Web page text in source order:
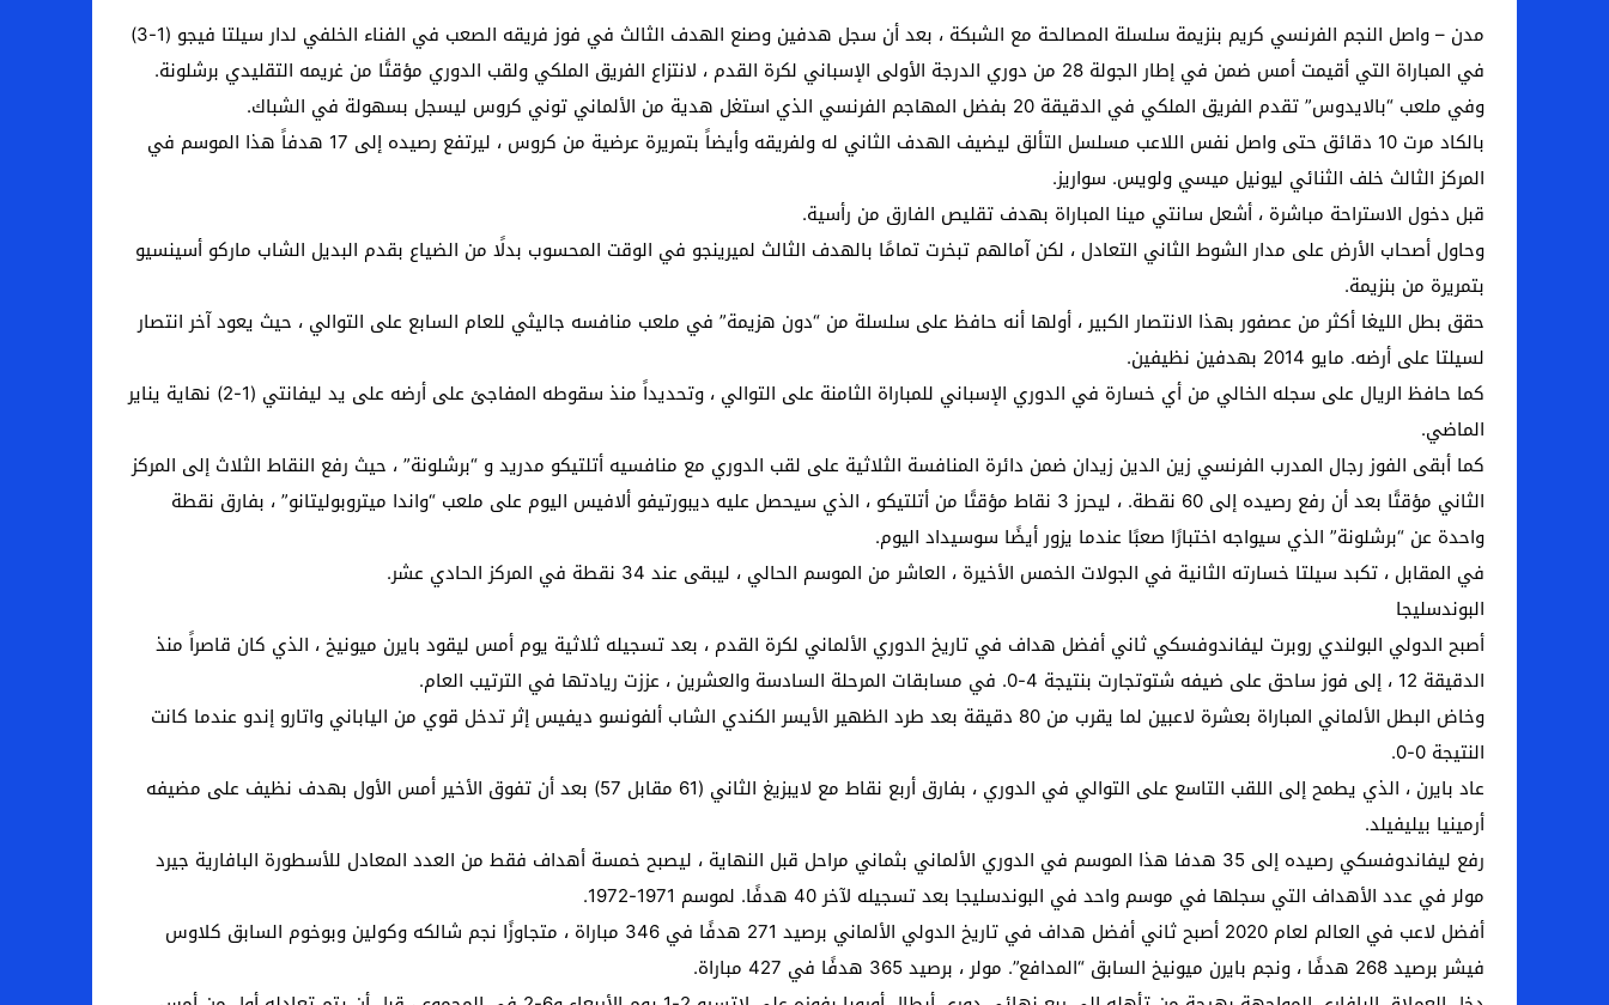
مدن – واصل النجم الفرنسي كريم بنزيمة سلسلة المصالحة مع الشبكة ، بعد أن سجل هدفين وصنع الهدف الثالث في فوز فريقه الصعب في الفناء الخلفي لدار سيلتا فيجو (1-3)
في المباراة التي أقيمت أمس ضمن في إطار الجولة 28 من دوري الدرجة الأولى الإسباني لكرة القدم ، لانتزاع الفريق الملكي ولقب الدوري مؤقتًا من غريمه التقليدي برشلونة.
وفي ملعب “بالايدوس” تقدم الفريق الملكي في الدقيقة 20 بفضل المهاجم الفرنسي الذي استغل هدية من الألماني توني كروس ليسجل بسهولة في الشباك.
بالكاد مرت 10 دقائق حتى واصل نفس اللاعب مسلسل التألق ليضيف الهدف الثاني له ولفريقه وأيضاً بتمريرة عرضية من كروس ، ليرتفع رصيده إلى 17 هدفاً هذا الموسم في
المركز الثالث خلف الثنائي ليونيل ميسي ولويس. سواريز.
قبل دخول الاستراحة مباشرة ، أشعل سانتي مينا المباراة بهدف تقليص الفارق من رأسية.
وحاول أصحاب الأرض على مدار الشوط الثاني التعادل ، لكن آمالهم تبخرت تمامًا بالهدف الثالث لميرينجو في الوقت المحسوب بدلًا من الضياع بقدم البديل الشاب ماركو أسينسيو
بتمريرة من بنزيمة.
حقق بطل الليغا أكثر من عصفور بهذا الانتصار الكبير ، أولها أنه حافظ على سلسلة من “دون هزيمة” في ملعب منافسه جاليثي للعام السابع على التوالي ، حيث يعود آخر انتصار
لسيلتا على أرضه. مايو 2014 بهدفين نظيفين.
كما حافظ الريال على سجله الخالي من أي خسارة في الدوري الإسباني للمباراة الثامنة على التوالي ، وتحديداً منذ سقوطه المفاجئ على أرضه على يد ليفانتي (1-2) نهاية يناير
الماضي.
كما أبقى الفوز رجال المدرب الفرنسي زين الدين زيدان ضمن دائرة المنافسة الثلاثية على لقب الدوري مع منافسيه أتلتيكو مدريد و “برشلونة” ، حيث رفع النقاط الثلاث إلى المركز
الثاني مؤقتًا بعد أن رفع رصيده إلى 60 نقطة. ، ليحرز 3 نقاط مؤقتًا من أتلتيكو ، الذي سيحصل عليه ديبورتيفو ألافيس اليوم على ملعب “واندا ميتروبوليتانو” ، بفارق نقطة
واحدة عن “برشلونة” الذي سيواجه اختبارًا صعبًا عندما يزور أيضًا سوسيداد اليوم.
في المقابل ، تكبد سيلتا خسارته الثانية في الجولات الخمس الأخيرة ، العاشر من الموسم الحالي ، ليبقى عند 34 نقطة في المركز الحادي عشر.
البوندسليجا
أصبح الدولي البولندي روبرت ليفاندوفسكي ثاني أفضل هداف في تاريخ الدوري الألماني لكرة القدم ، بعد تسجيله ثلاثية يوم أمس ليقود بايرن ميونيخ ، الذي كان قاصراً منذ
الدقيقة 12 ، إلى فوز ساحق على ضيفه شتوتجارت بنتيجة 4-0. في مسابقات المرحلة السادسة والعشرين ، عززت ريادتها في الترتيب العام.
وخاض البطل الألماني المباراة بعشرة لاعبين لما يقرب من 80 دقيقة بعد طرد الظهير الأيسر الكندي الشاب ألفونسو ديفيس إثر تدخل قوي من الياباني واتارو إندو عندما كانت
النتيجة 0-0.
عاد بايرن ، الذي يطمح إلى اللقب التاسع على التوالي في الدوري ، بفارق أربع نقاط مع لايبزيغ الثاني (61 مقابل 57) بعد أن تفوق الأخير أمس الأول بهدف نظيف على مضيفه
أرمينيا بيليفيلد.
رفع ليفاندوفسكي رصيده إلى 35 هدفا هذا الموسم في الدوري الألماني بثماني مراحل قبل النهاية ، ليصبح خمسة أهداف فقط من العدد المعادل للأسطورة البافارية جيرد
مولر في عدد الأهداف التي سجلها في موسم واحد في البوندسليجا بعد تسجيله لآخر 40 هدفًا. لموسم 1971-1972.
أفضل لاعب في العالم لعام 2020 أصبح ثاني أفضل هداف في تاريخ الدولي الألماني برصيد 271 هدفًا في 346 مباراة ، متجاوزًا نجم شالكه وكولين وبوخوم السابق كلاوس
فيشر برصيد 268 هدفًا ، ونجم بايرن ميونيخ السابق “المدافع”. مولر ، برصيد 365 هدفًا في 427 مباراة.